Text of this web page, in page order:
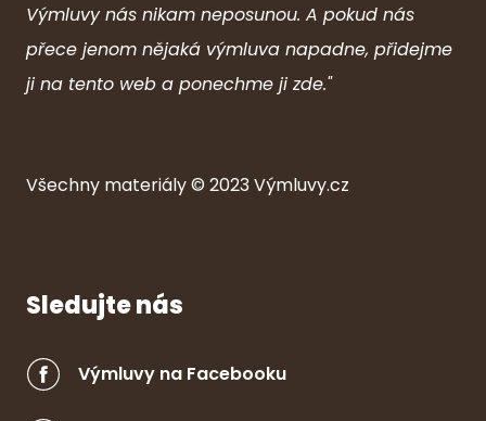
Výmluvy nás nikam neposunou. A pokud nás
přece jenom nějaká výmluva napadne, přidejme
ji na tento web a ponechme ji zde."
Všechny materiály © 2023Výmluvy.cz
Sledujte nás
Výmluvy na Facebooku